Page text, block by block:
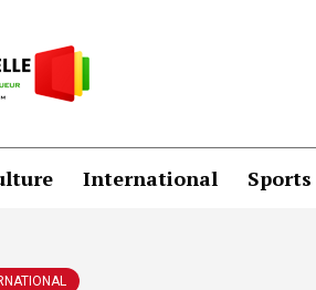
International Sports